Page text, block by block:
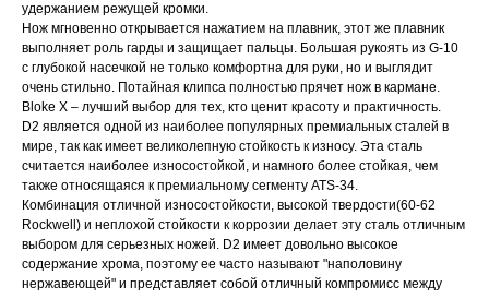
удержанием режущей кромки.
Нож мгновенно открывается нажатием на плавник, этот же плавник
выполняет роль гарды и защищает пальцы. Большая рукоять из G-10
c глубокой насечкой не только комфортна для руки, но и выглядит
очень стильно. Потайная клипса полностью прячет нож в кармане.
Bloke X – лучший выбор для тех, кто ценит красоту и практичность.
D2 является одной из наиболее популярных премиальных сталей в
мире, так как имеет великолепную стойкость к износу. Эта сталь
считается наиболее износостойкой, и намного более стойкая, чем
также относящаяся к премиальному сегменту ATS-34.
Комбинация отличной износостойкости, высокой твердости(60-62
Rockwell) и неплохой стойкости к коррозии делает эту сталь отличным
выбором для серьезных ножей. D2 имеет довольно высокое
содержание хрома, поэтому ее часто называют "наполовину
нержавеющей" и представляет собой отличный компромисс между